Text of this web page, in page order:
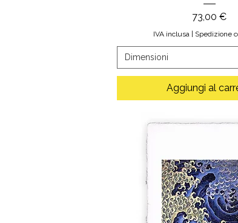
Prezzo
73,00 €
IVA inclusa| Spedizione
Dimensioni
Aggiungi al